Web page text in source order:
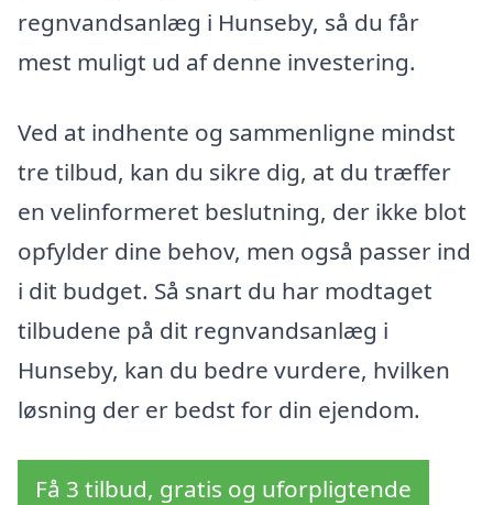
regnvandsanlæg i Hunseby, så du får
mest muligt ud af denne investering.
Ved at indhente og sammenligne mindst
tre tilbud, kan du sikre dig, at du træffer
en velinformeret beslutning, der ikke blot
opfylder dine behov, men også passer ind
i dit budget. Så snart du har modtaget
tilbudene på dit regnvandsanlæg i
Hunseby, kan du bedre vurdere, hvilken
løsning der er bedst for din ejendom.
Få 3 tilbud, gratis og uforpligtende